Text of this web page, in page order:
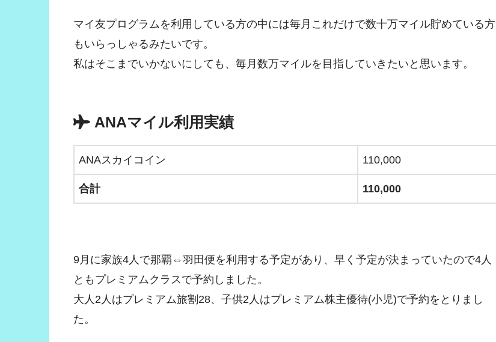
マイ友プログラムを利用している方の中には毎月これだけで数十万マイル貯めている方
もいらっしゃるみたいです。
私はそこまでいかないにしても、毎月数万マイルを目指していきたいと思います。
ANAマイル利用実績
ANAスカイコイン 110,000
合計 110,000
9月に家族4人で那覇⇔羽田便を利用する予定があり、早く予定が決まっていたので4人
ともプレミアムクラスで予約しました。
大人2人はプレミアム旅割28、子供2人はプレミアム株主優待(小児)で予約をとりまし
た。